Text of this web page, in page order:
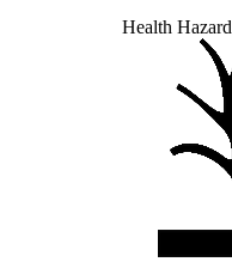
Health Hazard